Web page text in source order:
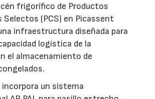
frigorífico de Productos
Selectos (PCS) en Picassent
infraestructura diseñada para
logística de la
el almacenamiento de
incorpora un sistema